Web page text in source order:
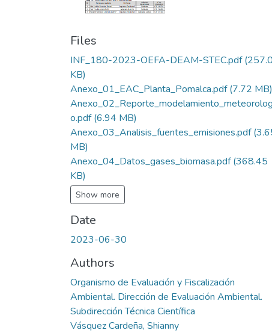
Files
INF_180-2023-OEFA-DEAM-STEC.pdf
KB)
Anexo_01_EAC_Planta_Pomalca.pdf(7.72 MB)
o.pdf(6.94 MB)
Anexo_03_Analisis_fuentes_emisiones.pdf
MB)
Anexo_04_Datos_gases_biomasa.pdf(368.45
KB)
Show more
Date
2023-06-30
Authors
Organismo de Evaluación y Fiscalización
Ambiental. Dirección de Evaluación Ambiental.
Subdirección Técnica Científica
Vásquez Cardeña, Shianny